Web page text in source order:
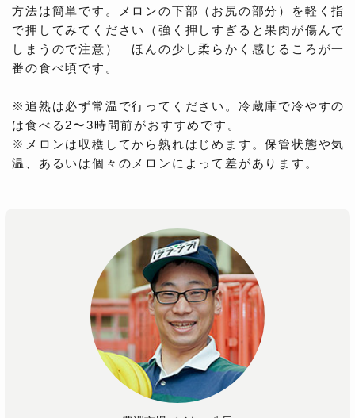
方法は簡単です。メロンの下部（お尻の部分）を軽く指
で押してみてください（強く押しすぎると果肉が傷んで
しまうので注意） ほんの少し柔らかく感じるころが一
番の食べ頃です。
※追熟は必ず常温で行ってください。冷蔵庫で冷やすの
は食べる2〜3時間前がおすすめです。
※メロンは収穫してから熟れはじめます。保管状態や気
温、あるいは個々のメロンによって差があります。